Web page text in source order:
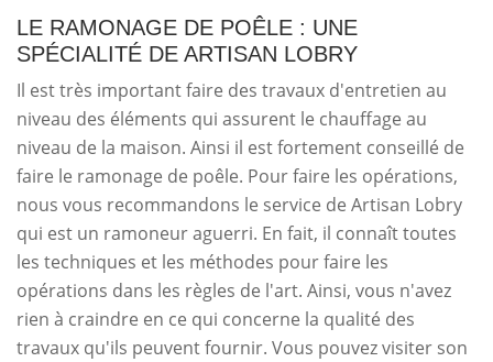
LE RAMONAGE DE POÊLE : UNE
SPÉCIALITÉ DE ARTISAN LOBRY
Il est très important faire des travaux d'entretien au
niveau des éléments qui assurent le chauffage au
niveau de la maison. Ainsi il est fortement conseillé de
faire le ramonage de poêle. Pour faire les opérations,
nous vous recommandons le service de Artisan Lobry
qui est un ramoneur aguerri. En fait, il connaît toutes
les techniques et les méthodes pour faire les
opérations dans les règles de l'art. Ainsi, vous n'avez
rien à craindre en ce qui concerne la qualité des
travaux qu'ils peuvent fournir. Vous pouvez visiter son